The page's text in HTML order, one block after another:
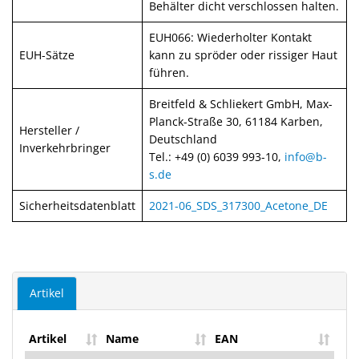
Behälter dicht verschlossen halten.
EUH-Sätze
EUH066: Wiederholter Kontakt
kann zu spröder oder rissiger Haut
führen.
Hersteller /
Inverkehrbringer
Breitfeld & Schliekert GmbH, Max-
Planck-Straße 30, 61184 Karben,
Deutschland
Tel.: +49 (0) 6039 993-10, info@b-
s.de
Sicherheitsdatenblatt 2021-06_SDS_317300_Acetone_DE
Artikel
Artikel Name
EAN